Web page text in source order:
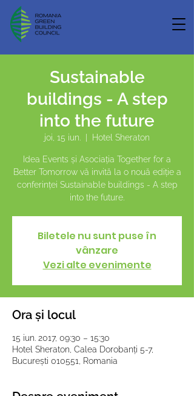
Sustainable
buildings - A step
into the future
joi, 15 iun. Hotel Sheraton
Idea Events și Asociația Together for a
Better Tomorrow vă invită la o nouă ediție a
conferinței Sustainable buildings - A step
into the future.
Biletele nu sunt puse în
vânzare
Vezi alte evenimente
Ora și locul
15 iun. 2017, 09:30 – 15:30
Hotel Sheraton, Calea Dorobanți 5-7,
București 010551, Romania